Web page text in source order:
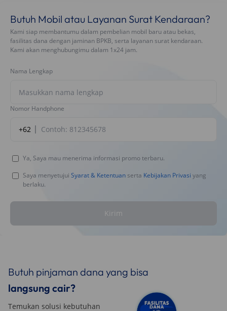
Butuh Mobil atau Layanan Surat Kendaraan?
Kami siap membantumu dalam pembelian mobil baru atau bekas,
fasilitas dana dengan jaminan BPKB, serta layanan surat kendaraan.
Kami akan menghubungimu dalam 1x24 jam.
Nama Lengkap
Nomor Handphone
+62
Ya, Saya mau menerima informasi promo terbaru.
Saya menyetujui Syarat & Ketentuan serta Kebijakan Privasi yang
berlaku.
Kirim
Butuh pinjaman dana yang bisa
langsung cair?
Temukan solusi kebutuhan